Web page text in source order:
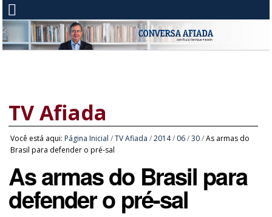
TV Afiada
Você está aqui: Página Inicial /TV Afiada /2014/ 06 /30 /As armas do
Brasil para defender o pré-sal
As armas do Brasil para
defender o pré-sal